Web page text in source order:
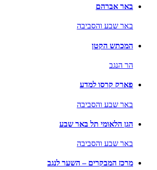
באר אברהם
באר שבע והסביבה
המכתש הקטן
הר הנגב
פארק קרסו למדע
באר שבע והסביבה
הגן הלאומי תל באר שבע
באר שבע והסביבה
מרכז המבקרים – השער לנגב